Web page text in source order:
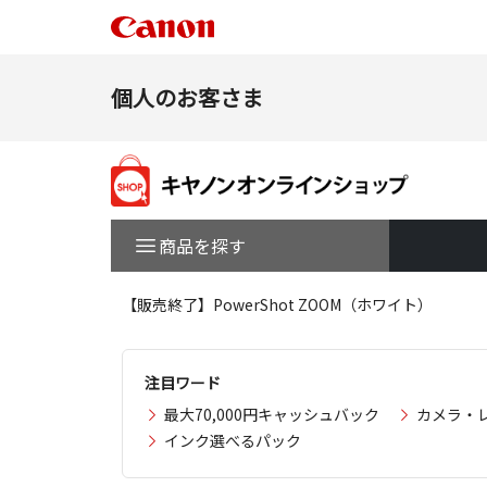
個人のお客さま
商品を探す
【販売終了】PowerShot ZOOM（ホワイト）
注目ワード
最大70,000円キャッシュバック
カメラ・
インク選べるパック